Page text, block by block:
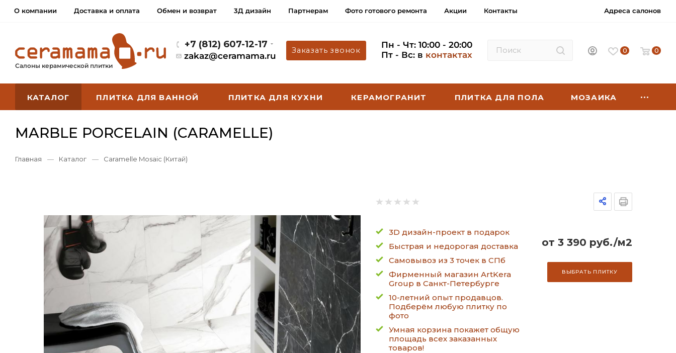
О компании Доставка и оплата Обмен и возврат 3Д дизайн Партнерам Фото готового ремонта Акции Контакты Адреса салонов
Салоны керамической плитки
+7 (812) 607-12-17
zakaz@ceramama.ru
Заказать звонок
Пн - Чт: 10:00 - 20:00
Пт - Вс: в контактах 0 0
КАТАЛОГ ПЛИТКА ДЛЯ ВАННОЙ ПЛИТКА ДЛЯ КУХНИ КЕРАМОГРАНИТ ПЛИТКА ДЛЯ ПОЛА МОЗАИКА
MARBLE PORCELAIN (CARAMELLE)
Главная — Каталог — Caramelle Mosaic (Китай)
3D дизайн-проект в подарок
Быстрая и недорогая доставка
Самовывоз из 3 точек в СПб
Фирменный магазин ArtKera
Group в Санкт-Петербурге
10-летний опыт продавцов.
Подберём любую плитку по
фото
Умная корзина покажет общую
площадь всех заказанных
товаров!
от 3 390 руб./м2
ВЫБРАТЬ ПЛИТКУ